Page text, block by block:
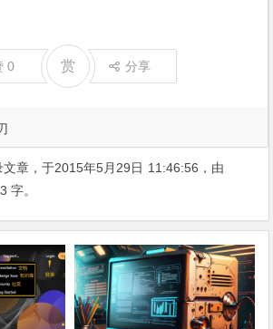
0 赏 分享
文章，于2015年5月29日 11:46:56 ，由
字。